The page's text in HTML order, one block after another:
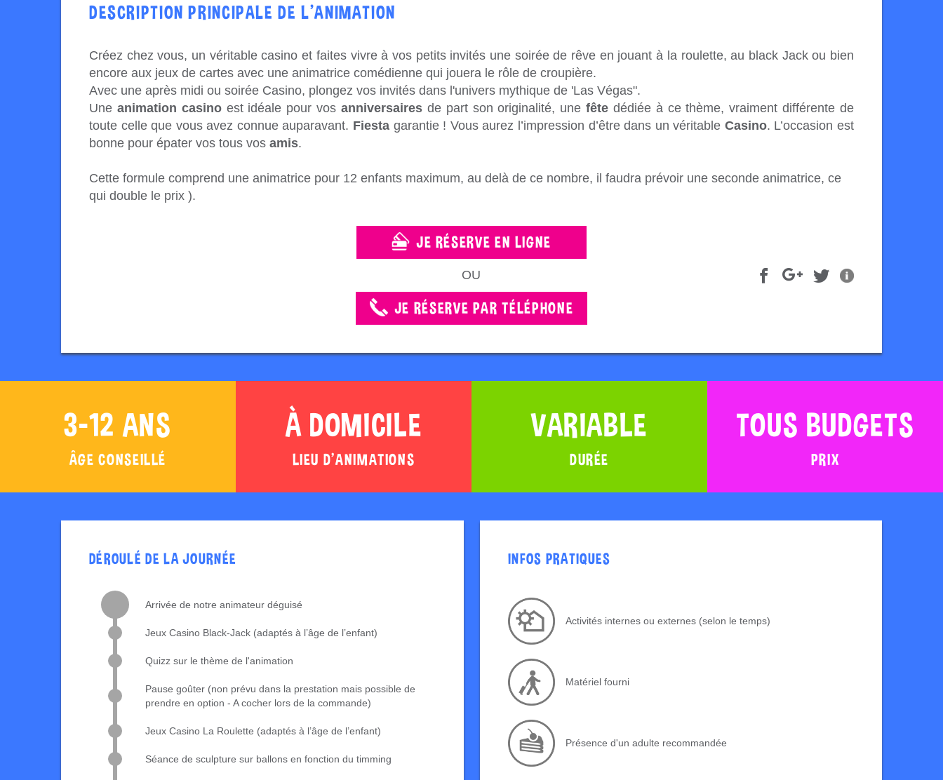
DESCRIPTION PRINCIPALE DE L'ANIMATION
Créez chez vous, un véritable casino et faites vivre à vos petits invités une soirée de rêve en jouant à la roulette, au black Jack ou bien
encore aux jeux de cartes avec une animatrice comédienne qui jouera le rôle de croupière.
Avec une après midi ou soirée Casino, plongez vos invités dans l'univers mythique de 'Las Végas".
Une animation casinoest idéale pour vos anniversairesde part son originalité, unefête dédiée à ce thème, vraiment différente de
toute celle que vous avez connue auparavant. Fiesta garantie ! Vous aurez l’impression d’être dans un véritable Casino. L’occasion est
bonne pour épater vos tous vos amis.
Cette formule comprend une animatrice pour 12 enfants maximum, au delà de ce nombre, il faudra prévoir une seconde animatrice, ce
qui double le prix ).
JE RÉSERVE EN LIGNE
OU
JE RÉSERVE PAR TÉLÉPHONE
3-12 ANS
ÂGE CONSEILLÉ
À DOMICILE
LIEU D'ANIMATIONS
VARIABLE
DURÉE
TOUS BUDGETS
PRIX
DÉROULÉ DE LA JOURNÉE
Arrivée de notre animateur déguisé
Jeux Casino Black-Jack (adaptés à l’âge de l’enfant)
Quizz sur le thème de l'animation
Pause goûter (non prévu dans la prestation mais possible de
prendre en option - A cocher lors de la commande)
Jeux Casino La Roulette (adaptés à l’âge de l’enfant)
Séance de sculpture sur ballons en fonction du timming
INFOS PRATIQUES
Activités internes ou externes (selon le temps)
Matériel fourni
Présence d'un adulte recommandée